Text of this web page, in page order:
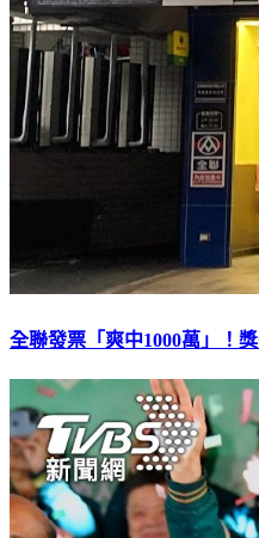
全聯發票「爽中1000萬」！